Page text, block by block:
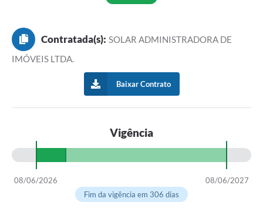
Contratada(s): SOLAR ADMINISTRADORA DE
IMÓVEIS LTDA.
Baixar Contrato
Vigência
08/06/2026
08/06/2027
Fim da vigência em 306 dias